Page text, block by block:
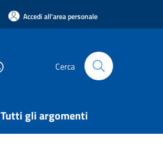
Accedi all'area personale
Cerca
Tutti gli argomenti